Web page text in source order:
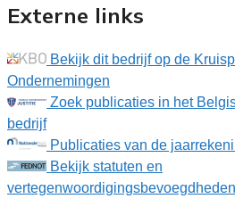
Externe links
Bekijk dit bedrijf op de
Ondernemingen
Zoek publicaties in het
bedrijf
Publicaties van de
Bekijk statuten en